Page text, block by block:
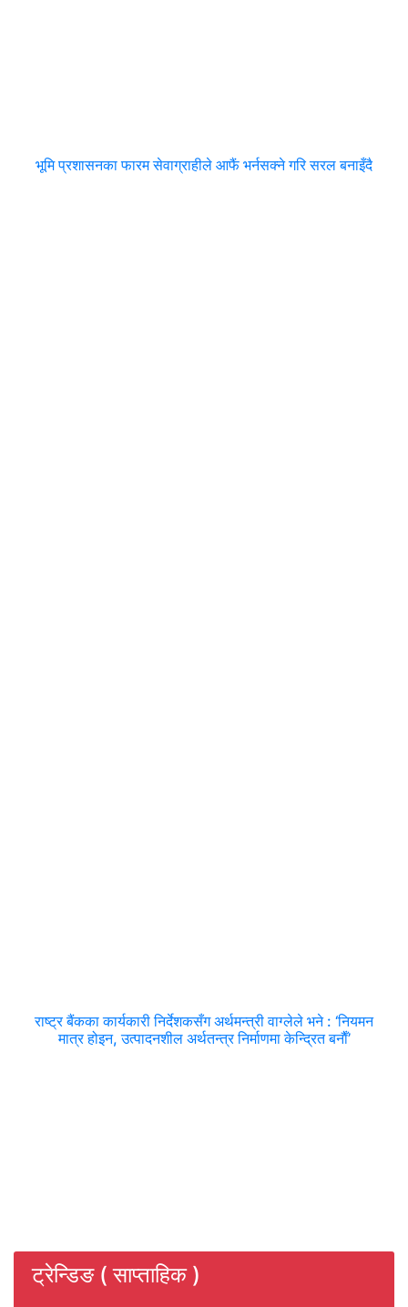
भूमि प्रशासनका फारम सेवाग्राहीले आफैं भर्नसक्ने गरि सरल बनाइँदै
राष्ट्र बैंकका कार्यकारी निर्देशकसँग अर्थमन्त्री वाग्लेले भने : ‘नियमन
मात्र होइन, उत्पादनशील अर्थतन्त्र निर्माणमा केन्द्रित बनाैँ’
ट्रेन्डिङ ( साप्ताहिक )